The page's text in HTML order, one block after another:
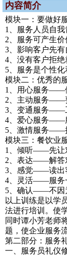
内容简介
模块一：要做好
1、服务人员自
2、服务可产生价
3、影响客户先
4、没有客户拒
5、服务是个性
模块二：优秀的
1、用心服务——
2、主动服务——
3、变通服务——
4、爱心服务——
5、激情服务——
模块三：餐饮业
1、倾听——先让
2、表达——解答
3、感觉——读出
4、灵活——服务
5、确认——不因
以上训练是以学
法进行培训。使
同时谭小芳老师
题，使企业服务
第二部分：服务
一、服务员礼仪